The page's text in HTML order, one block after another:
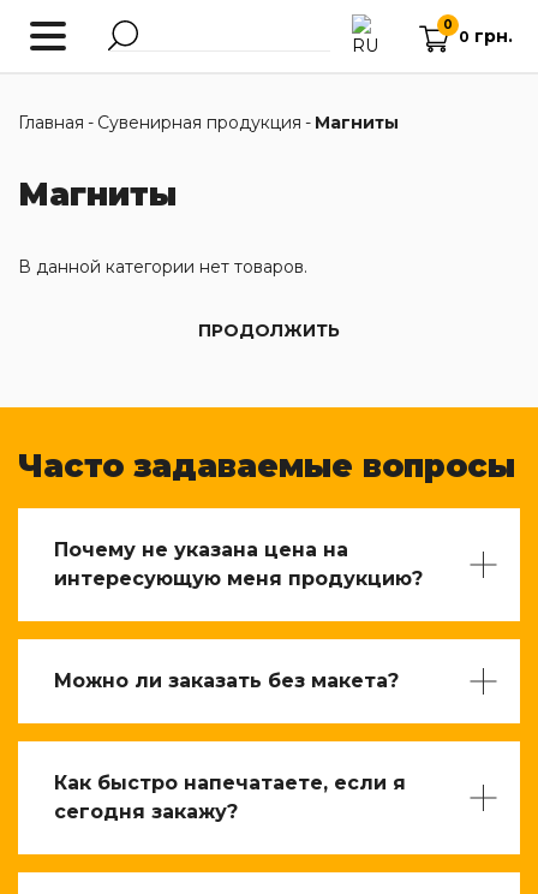
0
0 грн.
Главная - Сувенирная продукция - Магниты
Магниты
В данной категории нет товаров.
ПРОДОЛЖИТЬ
Часто задаваемые вопросы
Почему не указана цена на
интересующую меня продукцию?
Можно ли заказать без макета?
Как быстро напечатаете, если я
сегодня закажу?